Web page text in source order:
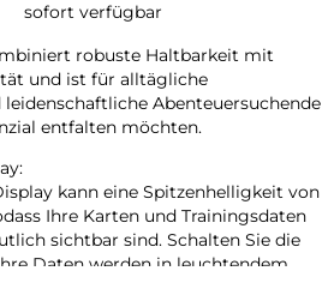
sofort verfügbar
robuste Haltbarkeit mit
und ist für alltägliche
Abenteuersuchende
entfalten möchten.
kann eine Spitzenhelligkeit von
Ihre Karten und Trainingsdaten
sichtbar sind. Schalten Sie die
Daten werden in leuchtendem